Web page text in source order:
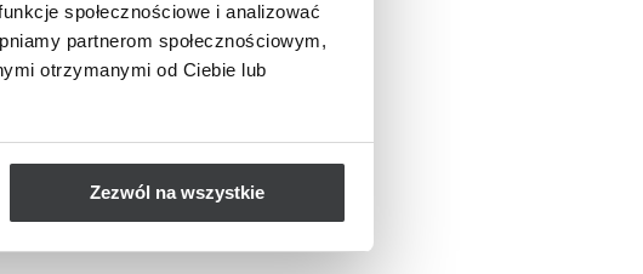
społecznościowe i analizować
partnerom społecznościowym,
otrzymanymi od Ciebie lub
Zezwól na wszystkie
Biopsja piersi jest jednym z kluczowych
badań diagnostycznych, które
pozwalają na ocenę charakteru zmian